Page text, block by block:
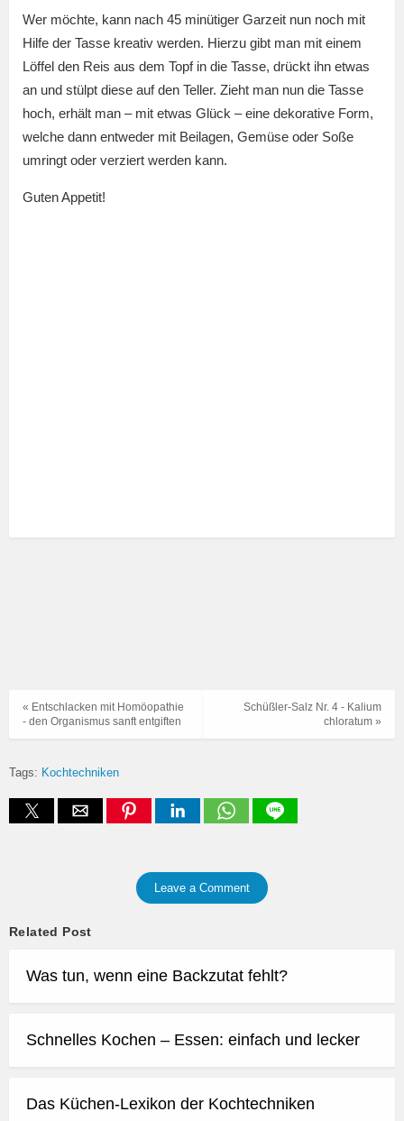
Wer möchte, kann nach 45 minütiger Garzeit nun noch mit
Hilfe der Tasse kreativ werden. Hierzu gibt man mit einem
Löffel den Reis aus dem Topf in die Tasse, drückt ihn etwas
an und stülpt diese auf den Teller. Zieht man nun die Tasse
hoch, erhält man – mit etwas Glück – eine dekorative Form,
welche dann entweder mit Beilagen, Gemüse oder Soße
umringt oder verziert werden kann.
Guten Appetit!
Schüßler-Salz Nr. 4 - Kalium
chloratum »
« Entschlacken mit Homöopathie
- den Organismus sanft entgiften
Tags: Kochtechniken
Leave a Comment
Related Post
Was tun, wenn eine Backzutat fehlt?
Schnelles Kochen – Essen: einfach und lecker
Das Küchen-Lexikon der Kochtechniken